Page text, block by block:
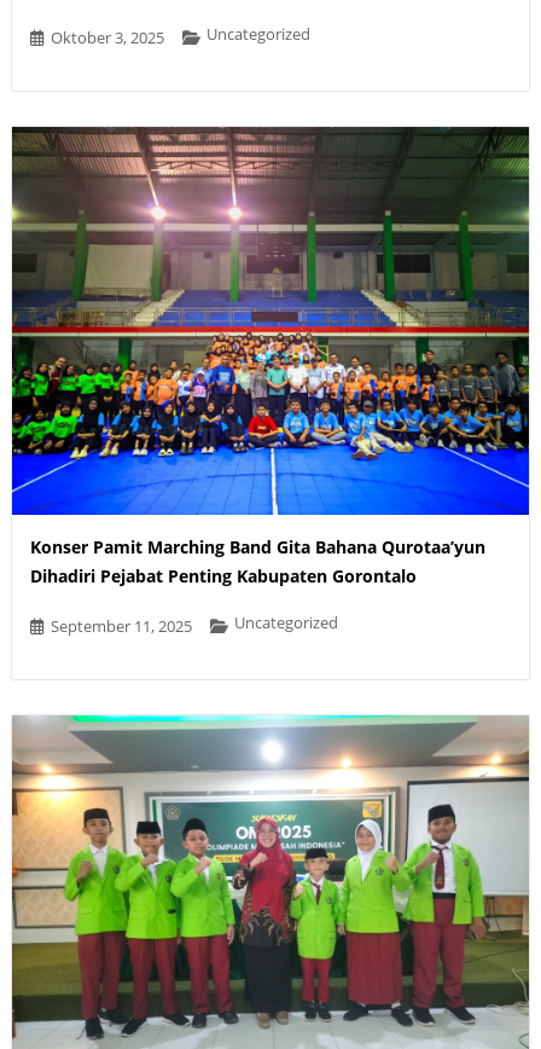
Oktober 3, 2025 Uncategorized
Konser Pamit Marching Band Gita Bahana Qurotaa’yun
Dihadiri Pejabat Penting Kabupaten Gorontalo
September 11, 2025 Uncategorized